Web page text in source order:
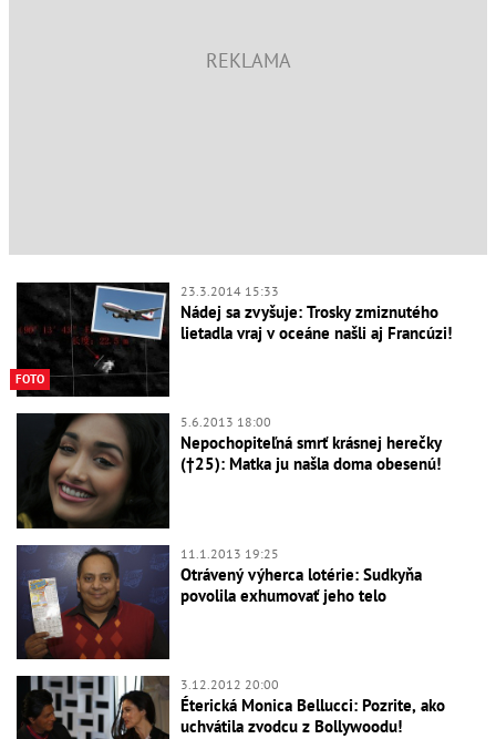
FOTO
23.3.2014 15:33
Nádej sa zvyšuje: Trosky zmiznutého
lietadla vraj v oceáne našli aj Francúzi!
5.6.2013 18:00
Nepochopiteľná smrť krásnej herečky
(†25): Matka ju našla doma obesenú!
11.1.2013 19:25
Otrávený výherca lotérie: Sudkyňa
povolila exhumovať jeho telo
3.12.2012 20:00
Éterická Monica Bellucci: Pozrite, ako
uchvátila zvodcu z Bollywoodu!